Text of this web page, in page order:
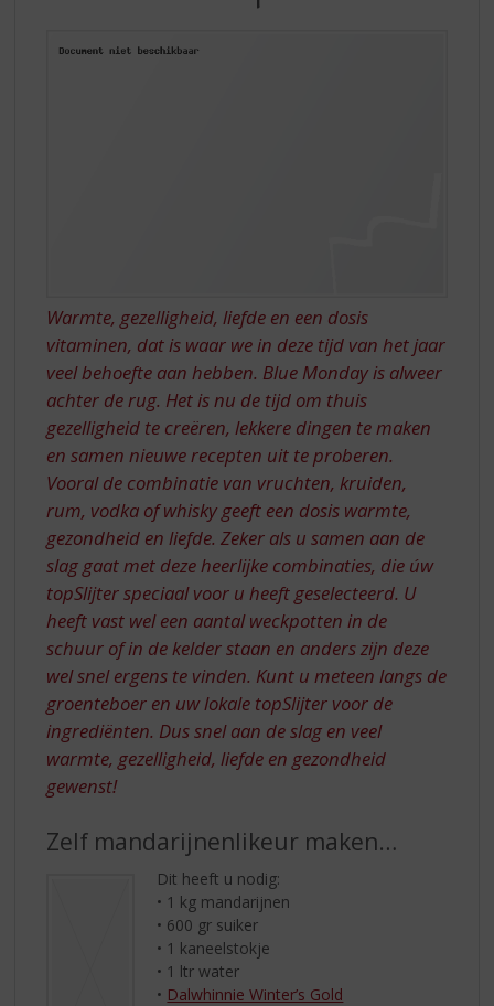
'OPWECKEN'
Warmte, gezelligheid, liefde en een dosis
vitaminen, dat is waar we in deze tijd van het jaar
veel behoefte aan hebben. Blue Monday is alweer
achter de rug. Het is nu de tijd om thuis
gezelligheid te creëren, lekkere dingen te maken
en samen nieuwe recepten uit te proberen.
Vooral de combinatie van vruchten, kruiden,
rum, vodka of whisky geeft een dosis warmte,
gezondheid en liefde. Zeker als u samen aan de
slag gaat met deze heerlijke combinaties, die úw
topSlijter speciaal voor u heeft geselecteerd. U
heeft vast wel een aantal weckpotten in de
schuur of in de kelder staan en anders zijn deze
wel snel ergens te vinden. Kunt u meteen langs de
groenteboer en uw lokale topSlijter voor de
ingrediënten. Dus snel aan de slag en veel
warmte, gezelligheid, liefde en gezondheid
gewenst!
Zelf mandarijnenlikeur maken…
Dit heeft u nodig:
• 1 kg mandarijnen
• 600 gr suiker
• 1 kaneelstokje
• 1 ltr water
• Dalwhinnie Winter’s Gold